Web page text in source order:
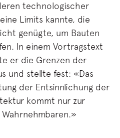
technologischer
Limits kannte, die
genügte, um Bauten
In einem Vortragstext
er die Grenzen der
und stellte fest: «Das
der Entsinnlichung der
kommt nur zur